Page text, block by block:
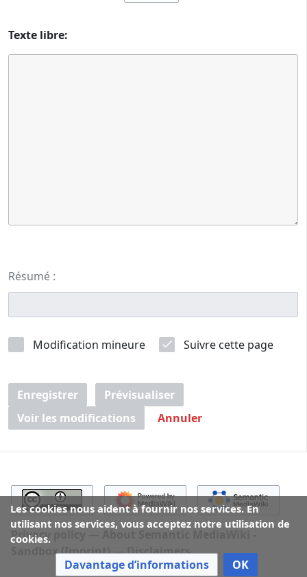
Texte libre:
Résumé :
Modification mineure Suivre cette page
Enregistrer
Prévisualiser
Voir les modifications
Annuler
Les cookies nous aident à fournir nos services. En
utilisant nos services, vous acceptez notre utilisation de
cookies.
Davantage d’informations OK
Privacy policy
About Semantic MediaWiki -
Sandbox (Imprint)
Disclaimers